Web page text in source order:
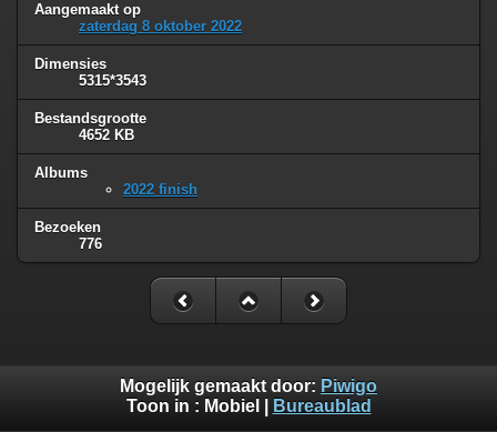
Aangemaakt op
zaterdag 8 oktober 2022
Dimensies
5315*3543
Bestandsgrootte
4652 KB
Albums
2022 finish
Bezoeken
776
Mogelijk gemaakt door: Piwigo
Toon in : Mobiel Bureaublad